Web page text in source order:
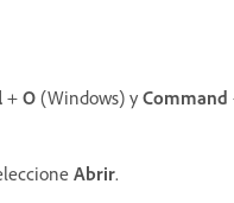
+ O (Windows) y Command
Abrir.